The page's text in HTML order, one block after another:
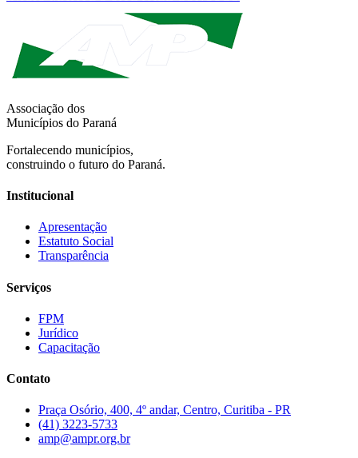
Associação dos
Municípios do Paraná
Fortalecendo municípios,
construindo o futuro do Paraná.
Institucional
Apresentação
Estatuto Social
Transparência
Serviços
FPM
Jurídico
Capacitação
Contato
Praça Osório, 400, 4º andar, Centro, Curitiba - PR
(41) 3223-5733
amp@ampr.org.br